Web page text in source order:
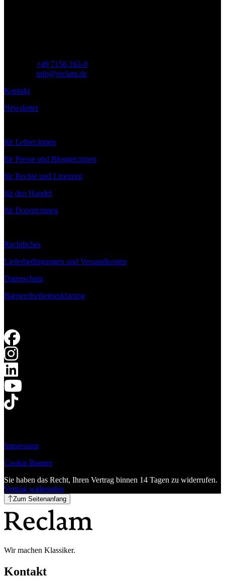
+49 7156 163-0
info@reclam.de
Kontakt
Newsletter
für Lehrer:innen
für Presse und Blogger:innen
für Rechte und Lizenzen
für den Handel
für Dozent:innen
Rechtliches
Lieferbedingungen und Versandkosten
Datenschutz
Barrierefreiheitserklärung
Impressum
Cookie Banner
Sie haben das Recht, Ihren Vertrag binnen 14 Tagen zu widerrufen.
Vertrag widerrufen
Zum Seitenanfang
Wir machen Klassiker.
Kontakt